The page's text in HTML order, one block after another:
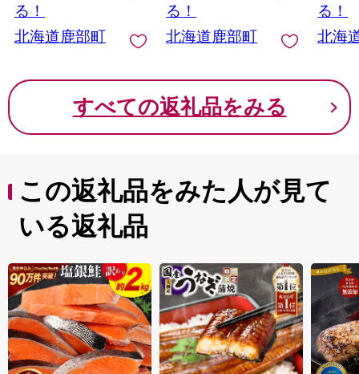
る！
北海道鹿部町
る！
北海道鹿部町
る！
北海
すべての返礼品をみる
この返礼品をみた人が見て
いる返礼品